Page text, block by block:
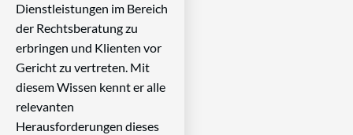
Dienstleistungen im Bereich
der Rechtsberatung zu
erbringen und Klienten vor
Gericht zu vertreten. Mit
diesem Wissen kennt er alle
relevanten
Herausforderungen dieses